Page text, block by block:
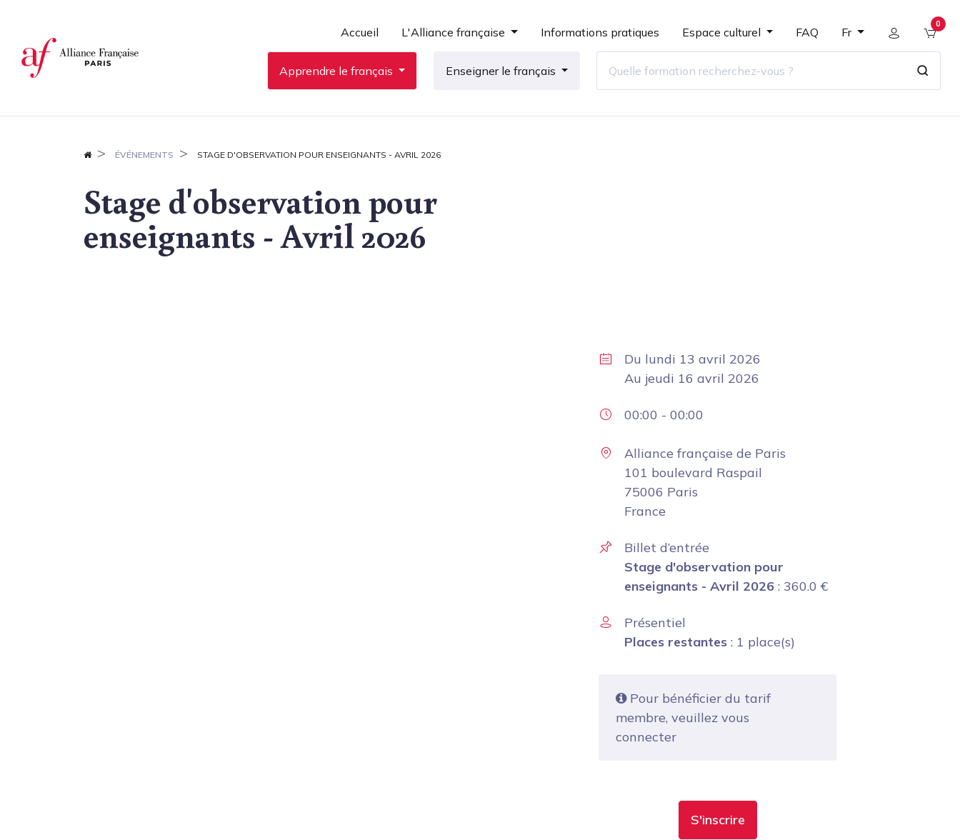
Accueil L'Alliance française Informations pratiques Espace culturel FAQ Fr
0
Apprendre le français Enseigner le français
ÉVÉNEMENTS STAGE D'OBSERVATION POUR ENSEIGNANTS - AVRIL 2026
Stage d'observation pour
enseignants - Avril 2026
Du lundi 13 avril 2026
Au jeudi 16 avril 2026
00:00 - 00:00
Alliance française de Paris
101 boulevard Raspail
75006 Paris
France
Billet d’entrée
Stage d'observation pour
enseignants - Avril 2026 : 360.0 €
Présentiel
Places restantes : 1 place(s)
Pour bénéficier du tarif
membre, veuillez vous
connecter
S'inscrire